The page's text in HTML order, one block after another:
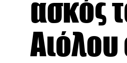
ασκός
Αιόλου